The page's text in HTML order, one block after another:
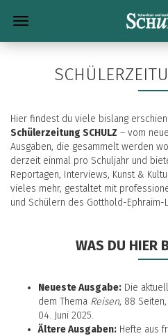
Hier findest du viele bislang
Schülerzeitung SCHULZ – vom
Ausgaben, die gesammelt werden
derzeit einmal pro Schuljahr und
Reportagen, Interviews, Kunst &
vieles mehr, gestaltet mit
und Schülern des Gotthold-Ephraim-
WAS DU HIER
Neueste Ausgabe: Die
dem Thema Reisen, 88
04. Juni 2025.
Ältere Ausgaben: Hefte aus